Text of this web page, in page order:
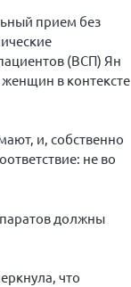
прием без
(ВСП) Ян
в контексте
и, собственно
не во
должны
что